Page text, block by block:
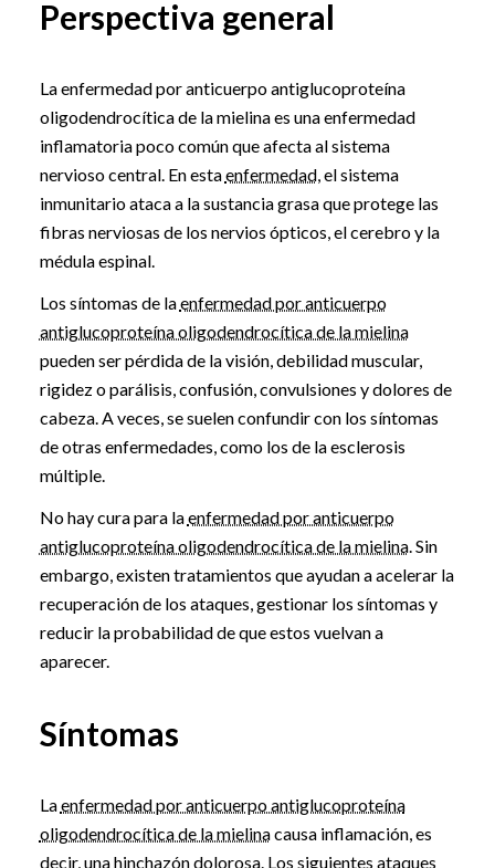
Perspectiva general
La enfermedad por anticuerpo antiglucoproteína
oligodendrocítica de la mielina es una enfermedad
inflamatoria poco común que afecta al sistema
nervioso central. En estaenfermedad, el sistema
inmunitario ataca a la sustancia grasa que protege las
fibras nerviosas de los nervios ópticos, el cerebro y la
médula espinal.
Los síntomas de laenfermedad por anticuerpo
antiglucoproteína oligodendrocítica de la mielina
pueden ser pérdida de la visión, debilidad muscular,
rigidez o parálisis, confusión, convulsiones y dolores de
cabeza. A veces, se suelen confundir con los síntomas
de otras enfermedades, como los de la esclerosis
múltiple.
No hay cura para laenfermedad por anticuerpo
antiglucoproteína oligodendrocítica de la mielina. Sin
embargo, existen tratamientos que ayudan a acelerar la
recuperación de los ataques, gestionar los síntomas y
reducir la probabilidad de que estos vuelvan a
aparecer.
Síntomas
Laenfermedad por anticuerpo antiglucoproteína
oligodendrocítica de la mielinacausa inflamación, es
decir, una hinchazón dolorosa. Los siguientes ataques